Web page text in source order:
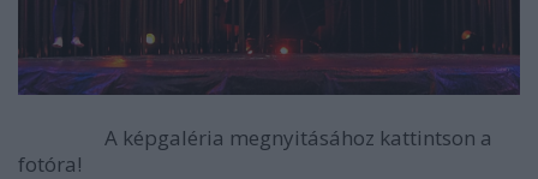
A képgaléria megnyitásához kattintson a
fotóra!